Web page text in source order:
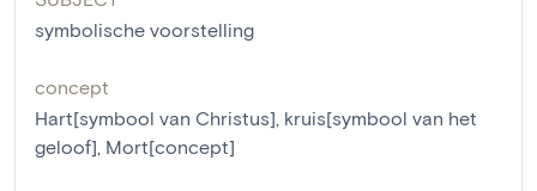
symbolische voorstelling
concept
Hart[symbool van Christus], kruis[symbool van het
geloof], Mort[concept]